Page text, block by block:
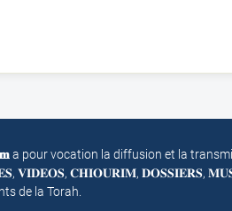
a pour vocation la diffusion et la
𝐕𝐈𝐃𝐄𝐎𝐒, 𝐂𝐇𝐈𝐎𝐔𝐑𝐈𝐌, 𝐃𝐎𝐒𝐒𝐈𝐄𝐑𝐒,
de la Torah.